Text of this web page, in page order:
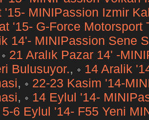
'15- MINIPassion Izmir
'15- G-Force Motorsport
14'- MINIPassion Sene
21 Aralık Pazar 14' -
Bulusuyor.,
14 Aralik
,
22-23 Kasim '14-
,
14 Eylul '14-
5-6 Eylul '14- F55 Yeni